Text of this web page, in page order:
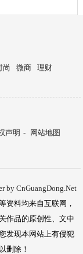
尚 微商
理财
声明 -
网站地图
by CnGuangDong.Net
资料均来自互联网，
作品的原创性、文中
发现本网站上有侵犯
删除！